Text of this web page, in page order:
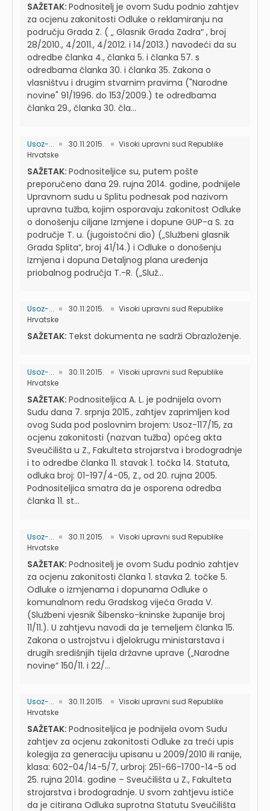
SAŽETAK: Podnositelj je ovom Sudu podnio zahtjev
za ocjenu zakonitosti Odluke o reklamiranju na
području Grada Z. ( „ Glasnik Grada Zadra“ , broj
28/2010., 4/2011., 4/2012. i 14/2013.) navodeći da su
odredbe članka 4., članka 5. i članka 57. s
odredbama članka 30. i članka 35. Zakona o
vlasništvu i drugim stvarnim pravima ("Narodne
novine" 91/1996. do 153/2009.) te odredbama
članka 29., članka 30. čla...
Usoz-... 30.11.2015.
Visoki upravni sud Republike
Hrvatske
SAŽETAK: Podnositeljice su, putem pošte
preporučeno dana 29. rujna 2014. godine, podnijele
Upravnom sudu u Splitu podnesak pod nazivom
upravna tužba, kojim osporavaju zakonitost Odluke
o donošenju ciljane Izmjene i dopune GUP-a S. za
područje T. u. (jugoistočni dio) („Službeni glasnik
Grada Splita“, broj 41/14.) i Odluke o donošenju
Izmjena i dopuna Detaljnog plana uređenja
priobalnog područja T.-R. („Služ...
Usoz-... 30.11.2015.
Visoki upravni sud Republike
Hrvatske
SAŽETAK: Tekst dokumenta ne sadrži Obrazloženje.
Usoz-... 30.11.2015.
Visoki upravni sud Republike
Hrvatske
SAŽETAK: Podnositeljica A. L. je podnijela ovom
Sudu dana 7. srpnja 2015., zahtjev zaprimljen kod
ovog Suda pod poslovnim brojem: Usoz-117/15, za
ocjenu zakonitosti (nazvan tužba) općeg akta
Sveučilišta u Z., Fakulteta strojarstva i brodogradnje
i to odredbe članka 11. stavak 1. točka 14. Statuta,
odluka broj: 01-197/4-05, Z., od 20. rujna 2005.
Podnositeljica smatra da je osporena odredba
članka 11. st...
Usoz-... 30.11.2015.
Visoki upravni sud Republike
Hrvatske
SAŽETAK: Podnositelj je ovom Sudu podnio zahtjev
za ocjenu zakonitosti članka 1. stavka 2. točke 5.
Odluke o izmjenama i dopunama Odluke o
komunalnom redu Gradskog vijeća Grada V.
(Službeni vjesnik Šibensko-kninske županije broj
11/11.). U zahtjevu navodi da je temeljem članka 15.
Zakona o ustrojstvu i djelokrugu ministarstava i
drugih središnjih tijela državne uprave („Narodne
novine“ 150/11. i 22/...
Usoz-... 30.11.2015.
Visoki upravni sud Republike
Hrvatske
SAŽETAK: Podnositeljica je podnijela ovom Sudu
zahtjev za ocjenu zakonitosti Odluke za treći upis
kolegija za generaciju upisanu u 2009/2010 ili ranije,
klasa: 602-04/14-5/7, urbroj: 251-66-1700-14-5 od
25. rujna 2014. godine – Sveučilišta u Z., Fakulteta
strojarstva i brodogradnje. U svom zahtjevu ističe
da je citirana Odluka suprotna Statutu Sveučilišta